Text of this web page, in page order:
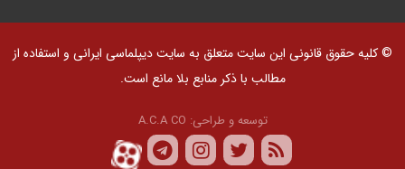
© کلیه حقوق قانونی این سایت متعلق به سایت دیپلماسی ایرانی و استفاده از
مطالب با ذکر منابع بلا مانع است.
توسعه و طراحی: A.C.A CO